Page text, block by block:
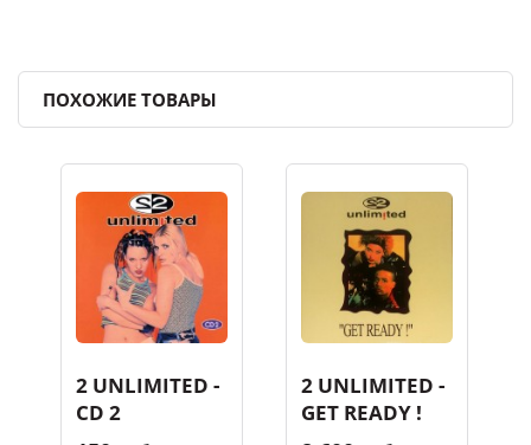
ПОХОЖИЕ ТОВАРЫ
2 UNLIMITED -
CD 2
2 UNLIMITED -
GET READY !